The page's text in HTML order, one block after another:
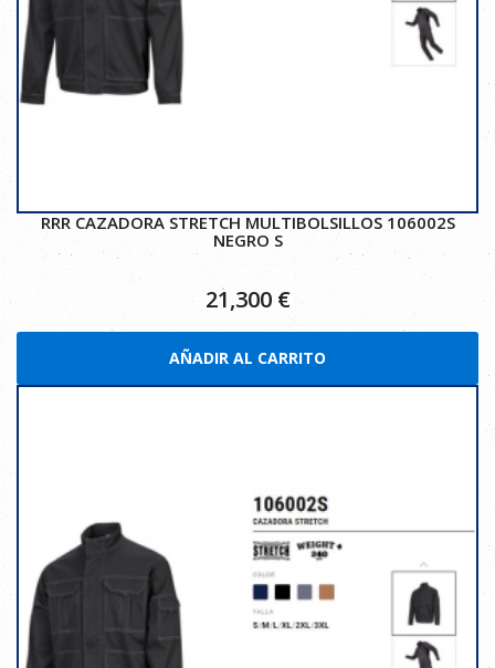
RRR CAZADORA STRETCH MULTIBOLSILLOS 106002S
NEGRO S
21,300 €
AÑADIR AL CARRITO